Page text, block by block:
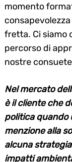
momento
fretta. Ci siamo
percorso di
nostre
Nel mercato
è il cliente che
politica quando
menzione alla
alcuna
impatti